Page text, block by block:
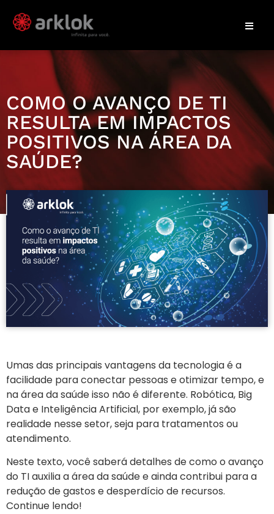
COMO O AVANÇO DE TI
RESULTA EM IMPACTOS
POSITIVOS NA ÁREA DA
SAÚDE?
Umas das principais vantagens da tecnologia é a
facilidade para conectar pessoas e otimizar tempo, e
na área da saúde isso não é diferente. Robótica, Big
Data e Inteligência Artificial, por exemplo, já são
realidade nesse setor, seja para tratamentos ou
atendimento.
Neste texto, você saberá detalhes de como o avanço
do TI auxilia a área da saúde e ainda contribui para a
redução de gastos e desperdício de recursos.
Continue lendo!